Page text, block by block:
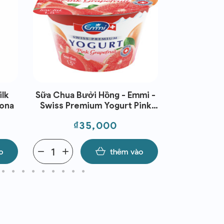
Sữa Chua Bưởi Hồng - Emmi -
Swiss Premium Yogurt Pink
Giá
₫35,000
add
remove thêm vào